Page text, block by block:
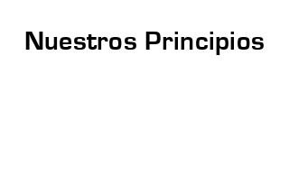
Nuestros Principios